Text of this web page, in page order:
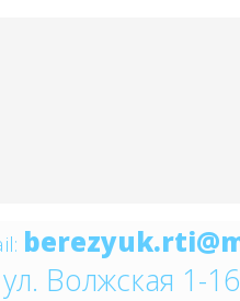
Волжская 1-16